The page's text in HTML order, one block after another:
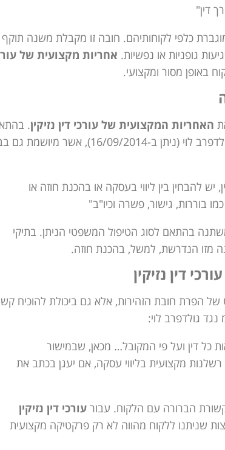
דין"
כלפי לקוחותיהם. חובה זו מקבלת משנה תוקף
גופניות או נפשיות. אחריות מקצועית של
באופן מסור ומקצועי.
האחריות המקצועית של עורכי דין נזיקין.
לפסיקת בית המשפט העליון בעא 7633/12 קבוצת גיאות בע"מ נגד גולדפרב לוי (ניתן ב-16/09/2014),
להבחין בין ליווי בעסקה או בהכנת חוזה או
בוררות, גישור, פשרה וכיו"ב"
בהתאם לסוג הטיפול המשפטי הניתן. בתיקי
מזו הנדרשת, למשל, בהכנת חוזה.
דין נזיקין
הפרת חובת הזהירות, אלא גם ביכולת להוכיח
כל דין ועל פי המקובל… מכאן, שבמישור
מקצועית בליווי עסקה, אם יעגן בכתב את
הברורה עם הלקוח. עבור עורכי דין נזיקין
שניתנו ללקוח מהווה לא רק פרקטיקה מקצועית